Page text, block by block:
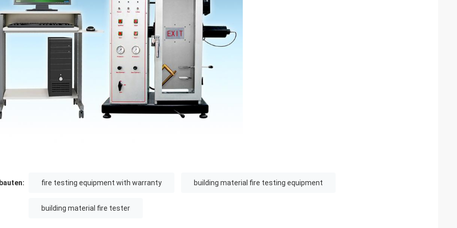
fire testing equipment with warranty building material fire testing equipment
building material fire tester